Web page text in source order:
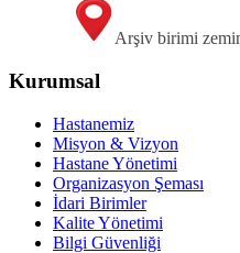
Arşiv birimi
Kurumsal
Hastanemiz
Misyon & Vizyon
Hastane Yönetimi
Organizasyon Şeması
İdari Birimler
Kalite Yönetimi
Bilgi Güvenliği